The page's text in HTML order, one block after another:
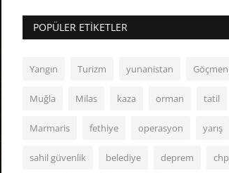
POPÜLER ETIKETLER
Yangın Turizm yunanistan Göçmen
Muğla Milas kaza orman tatil
Marmaris fethiye operasyon yarış
sahil güvenlik belediye deprem chp